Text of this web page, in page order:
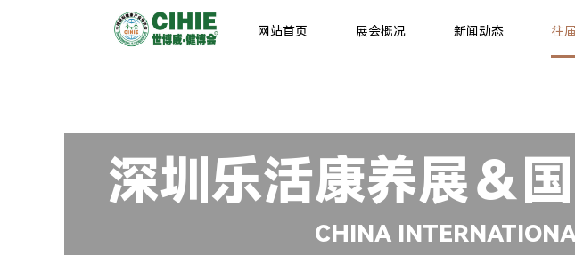
网站首页 展会概况 新闻动态 往
深圳乐活康养展＆
CHINA